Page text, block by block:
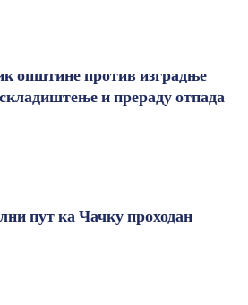
општине против изградње
и прераду отпада
пут ка Чачку проходан